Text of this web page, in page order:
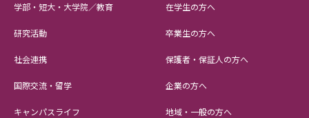
学部・短大・大学院／教育
研究活動
社会連携
国際交流・留学
キャンパスライフ
在学生の方へ
卒業生の方へ
保護者・保証人の方へ
企業の方へ
地域・一般の方へ